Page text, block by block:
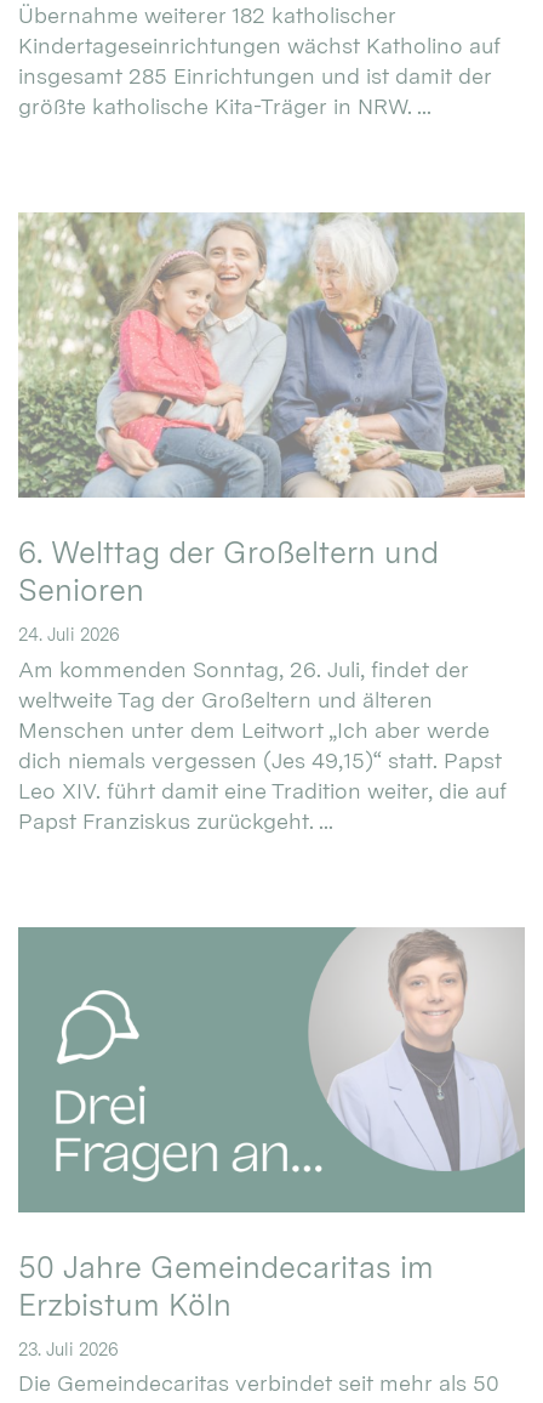
Übernahme weiterer 182 katholischer
Kindertageseinrichtungen wächst Katholino auf
insgesamt 285 Einrichtungen und ist damit der
größte katholische Kita-Träger in NRW. ...
6. Welttag der Großeltern und
Senioren
24. Juli 2026
Am kommenden Sonntag, 26. Juli, findet der
weltweite Tag der Großeltern und älteren
Menschen unter dem Leitwort „Ich aber werde
dich niemals vergessen (Jes 49,15)“ statt. Papst
Leo XIV. führt damit eine Tradition weiter, die auf
Papst Franziskus zurückgeht. ...
50 Jahre Gemeindecaritas im
Erzbistum Köln
23. Juli 2026
Die Gemeindecaritas verbindet seit mehr als 50